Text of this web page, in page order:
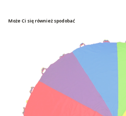
Może Ci się również spodobać